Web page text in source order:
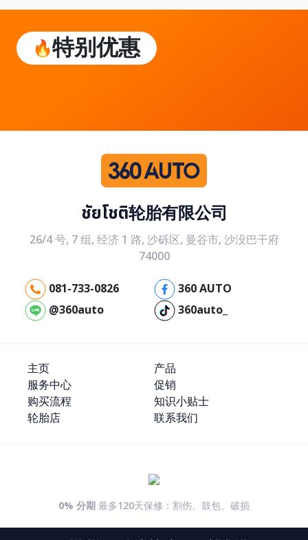
特别优惠
ชัยโชติ轮胎有限公司
26/4 号, 7 组, 经济 1 路, 沙砾区, 曼谷市, 沙没巴干府
74000
081-733-0826
360 AUTO
@360auto
360auto_
主页
产品
服务中心
促销
购买流程
知识小贴士
轮胎店
联系我们
0% 分期最多120天保修：割伤、鼓包、破损